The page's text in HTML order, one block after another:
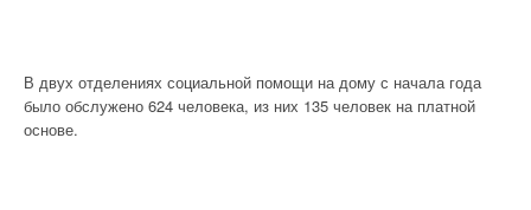
В двух отделениях социальной помощи на дому с начала года
было обслужено 624 человека, из них 135 человек на платной
основе.